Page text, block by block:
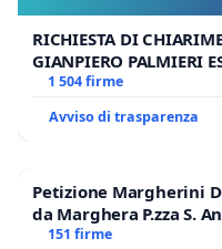
RICHIESTA DI
GIANPIERO PALMIERI
1 504 firme
Avviso di trasparenza
Petizione Margherini
da Marghera P.zza S.
Polo tariffa a € 1,50
151 firme